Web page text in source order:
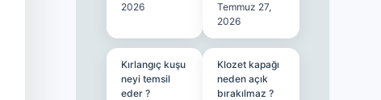
2026
Temmuz 27,
2026
Kırlangıç kuşu
neyi temsil
eder ?
Klozet kapağı
neden açık
bırakılmaz ?